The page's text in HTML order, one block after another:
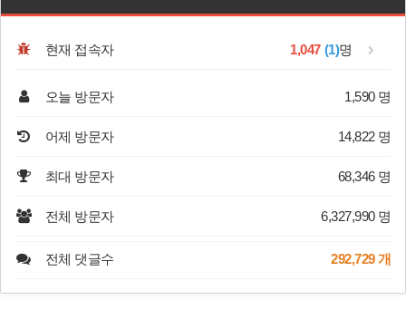
현재 접속자 1,047 (1)명
오늘 방문자 1,590 명
어제 방문자 14,822 명
최대 방문자 68,346 명
전체 방문자 6,327,990 명
전체 댓글수 292,729 개